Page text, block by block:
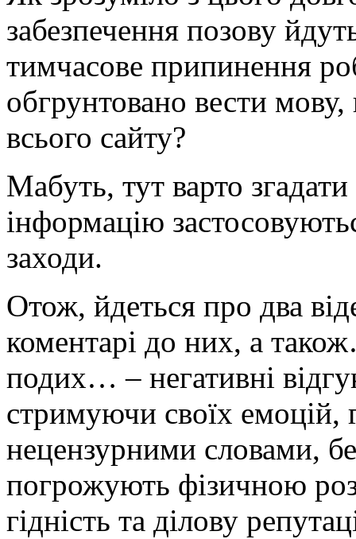
забезпечення позову
тимчасове припинення
обгрунтовано вести
всього сайту?
Мабуть, тут варто
інформацію
заходи.
Отож, йдеться про два
коментарі до них, а
подих… – негативні
стримуючи своїх емоцій,
нецензурними словами,
погрожують фізичною
гідність та ділову